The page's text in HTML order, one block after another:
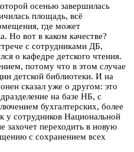
осенью завершилась
площадь, всё
где может
Но вот в каком качестве?
с сотрудниками ДБ,
о кафедре детского чтения.
потому что в этом случае
детской библиотеки. И на
сказал уже о другом: это
на базе НБ, с
бухгалтерских, более
у сотрудников Национальной
захочет переходить в новую
с сохранением всех